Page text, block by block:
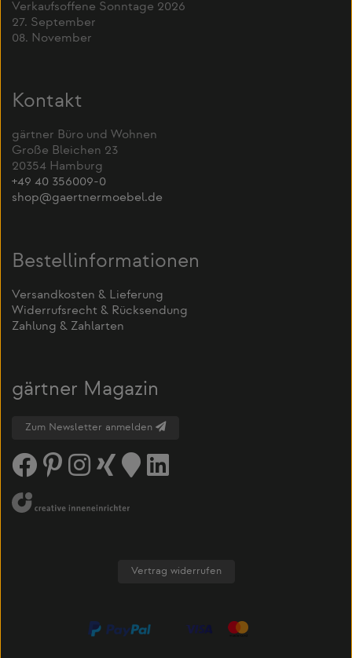
Verkaufsoffene Sonntage 2026
27. September
08. November
Kontakt
gärtner Büro und Wohnen
Große Bleichen 23
20354 Hamburg
+49 40 356009-0
shop@gaertnermoebel.de
Bestellinformationen
Versandkosten & Lieferung
Widerrufsrecht & Rücksendung
Zahlung & Zahlarten
gärtner Magazin
Zum Newsletter anmelden
Vertrag widerrufen